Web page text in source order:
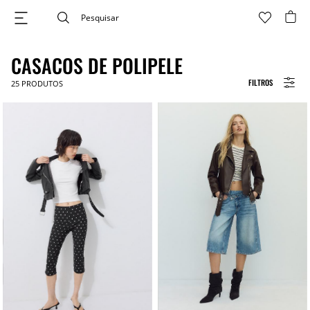
FILTROS
CASACOS DE POLIPELE
25 PRODUTOS